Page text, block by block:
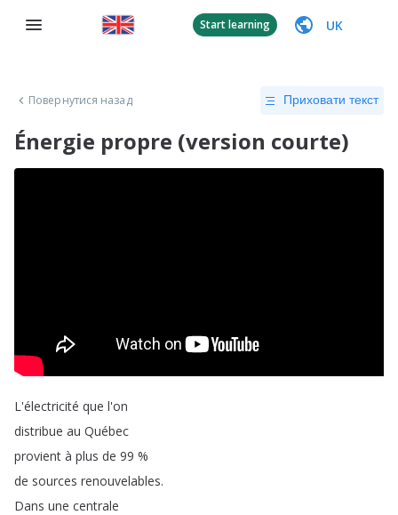
Start learning UK
Повернутися назад Приховати текст
Énergie propre (version courte)
L'électricité que l'on
distribue au Québec
provient à plus de 99 %
de sources renouvelables.
Dans une centrale